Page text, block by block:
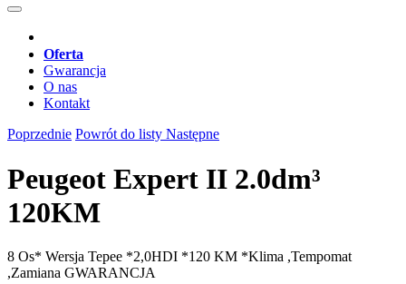
Oferta
Gwarancja
O nas
Kontakt
Poprzednie Powrót do listy Następne
Peugeot Expert II 2.0dm³
120KM
8 Os* Wersja Tepee *2,0HDI *120 KM *Klima ,Tempomat
,Zamiana GWARANCJA